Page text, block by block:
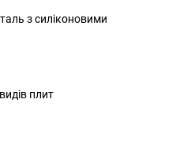
з силіконовими
плит